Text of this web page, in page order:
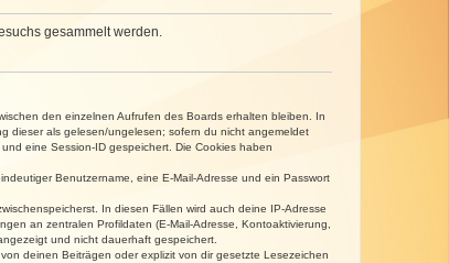
gesammelt werden.
den einzelnen Aufrufen des Boards erhalten bleiben. In
dieser als gelesen/ungelesen; sofern du nicht angemeldet
eine Session-ID gespeichert. Die Cookies haben
Benutzername, eine E-Mail-Adresse und ein Passwort
In diesen Fällen wird auch deine IP-Adresse
an zentralen Profildaten (E-Mail-Adresse, Kontoaktivierung,
und nicht dauerhaft gespeichert.
deinen Beiträgen oder explizit von dir gesetzte Lesezeichen